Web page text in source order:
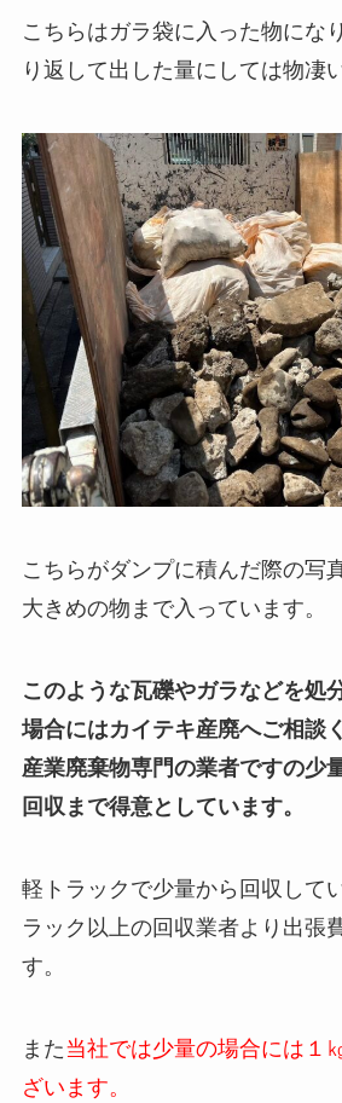
こちらはガラ袋に入った物にな
り返して出した量にしては物凄
こちらがダンプに積んだ際の写
大きめの物まで入っています。
このような瓦礫やガラなどを処
場合にはカイテキ産廃へご相談
産業廃棄物専門の業者ですの少
回収まで得意としています。
軽トラックで少量から回収して
ラック以上の回収業者より出張
す。
また当社では少量の場合には１
ざいます。